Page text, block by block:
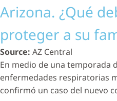
Arizona. ¿Qué
proteger a su
Source: AZ Central
En medio de una temporada
enfermedades respiratorias
confirmó un caso del nuevo